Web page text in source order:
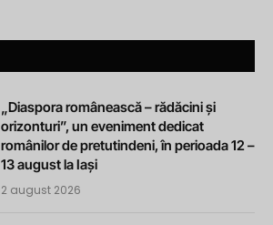
„Diaspora românească – rădăcini și
orizonturi”, un eveniment dedicat
românilor de pretutindeni, în perioada 12 –
13 august la Iași
2 august 2026